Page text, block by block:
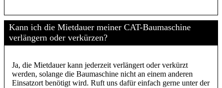
Kann ich die Mietdauer meiner CAT-Baumaschine
verlängern oder verkürzen?
Ja, die Mietdauer kann jederzeit verlängert oder verkürzt
werden, solange die Baumaschine nicht an einem anderen
Einsatzort benötigt wird. Ruft uns dafür einfach gerne unter der